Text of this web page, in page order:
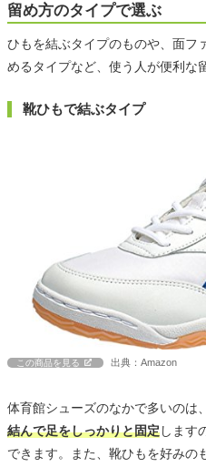
留め方のタイプで選ぶ
ひもを結ぶタイプのものや、面フ
めるタイプなど、使う人が便利な
靴ひもで結ぶタイプ
この商品を見る 出典：Amazon
体育館シューズのなかで多いのは
結んで足をしっかりと固定します
できます。また、靴ひもを好みの